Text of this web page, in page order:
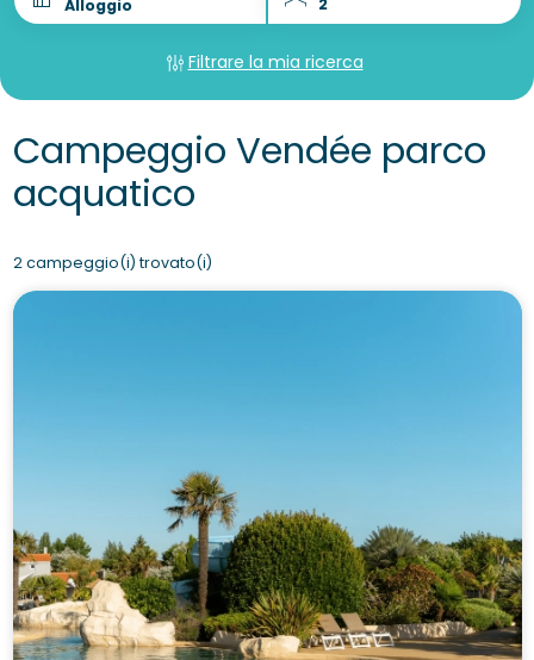
Filtrare la mia ricerca
Campeggio Vendée parco
acquatico
2 campeggio(i) trovato(i)